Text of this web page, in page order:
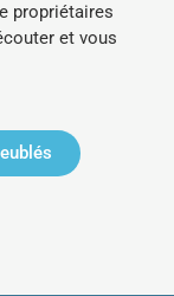
propriétaires
et vous